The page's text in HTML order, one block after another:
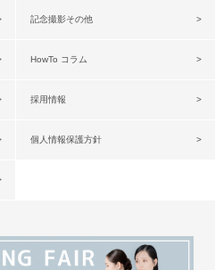
記念撮影その他
HowTo コラム
採用情報
個人情報保護方針